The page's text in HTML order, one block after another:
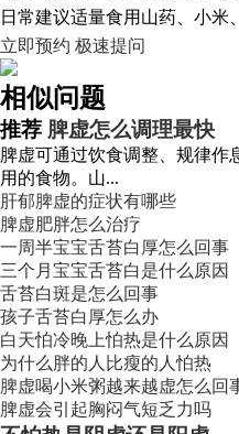
日常建议适量食用山药、小米
立即预约 极速提问
相似问题
推荐 脾虚怎么调理最快
脾虚可通过饮食调整、规律作
用的食物。山...
肝郁脾虚的症状有哪些
脾虚肥胖怎么治疗
一周半宝宝舌苔白厚怎么回事
三个月宝宝舌苔白是什么原因
舌苔白斑是怎么回事
孩子舌苔白厚怎么办
白天怕冷晚上怕热是什么原因
为什么胖的人比瘦的人怕热
脾虚喝小米粥越来越虚怎么回
脾虚会引起胸闷气短乏力吗